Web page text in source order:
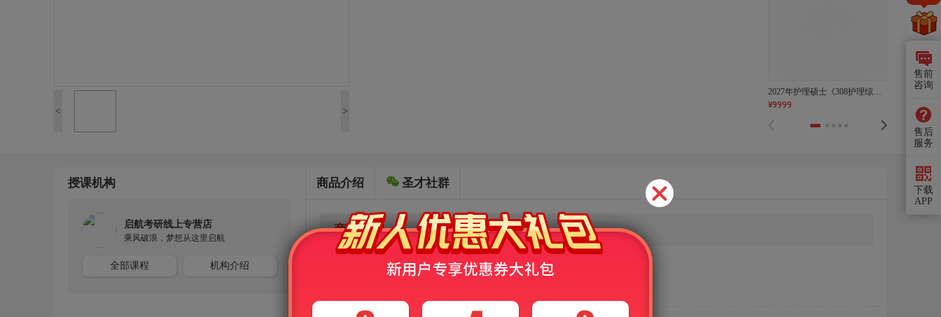
2027年护理硕士《308护理综合》钻石带学协议班
¥9999 9054
< >
授课机构
启航考研线上专营店
乘风破浪，梦想从这里启航
全部课程 机构介绍
商品介绍 圣才社群
商品介绍
售前
咨询
售后
服务
下载
APP